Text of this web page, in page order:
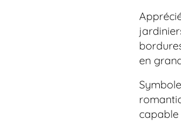
en
capable